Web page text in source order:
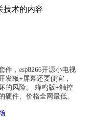
技术的内容
件，esp8266开源小电视
发板+屏幕还要便宜，
的风险。 蜂鸣版+触控
硬件、价格全网最低。